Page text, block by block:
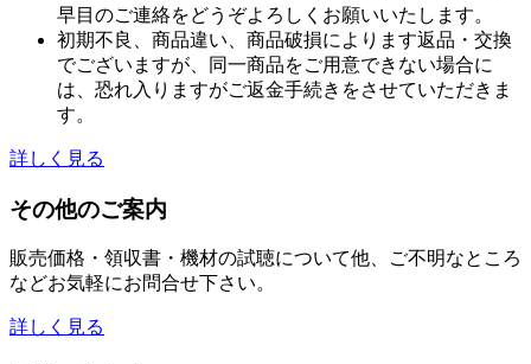
早目のご連絡をどうぞよろしくお願いいたします。
初期不良、商品違い、商品破損によります返品・交換
でございますが、同一商品をご用意できない場合に
は、恐れ入りますがご返金手続きをさせていただきま
す。
詳しく見る
その他のご案内
販売価格・領収書・機材の試聴について他、ご不明なところ
などお気軽にお問合せ下さい。
詳しく見る